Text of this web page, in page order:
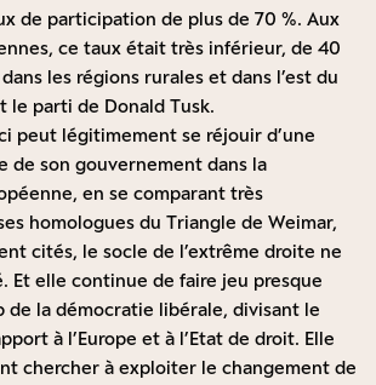
de participation de plus de 70 %. Aux
ce taux était très inférieur, de 40
les régions rurales et dans l’est du
le parti de Donald Tusk.
peut légitimement se réjouir d’une
de son gouvernement dans la
en se comparant très
homologues du Triangle de Weimar,
cités, le socle de l’extrême droite ne
Et elle continue de faire jeu presque
de la démocratie libérale, divisant le
à l’Europe et à l’Etat de droit. Elle
chercher à exploiter le changement de